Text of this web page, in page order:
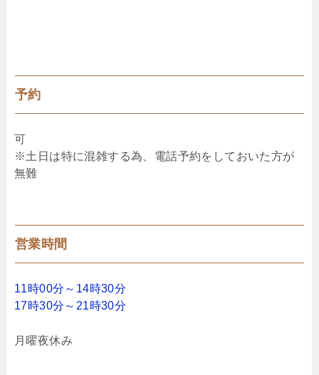
予約
可
※土日は特に混雑する為、電話予約をしておいた方が
無難
営業時間
11時00分～14時30分
17時30分～21時30分
月曜夜休み